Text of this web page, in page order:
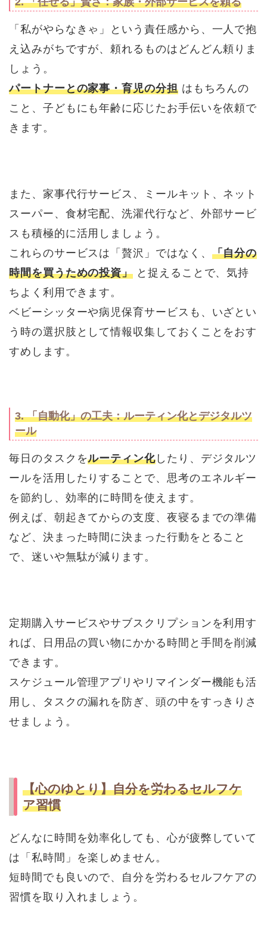
「私がやらなきゃ」という責任感から、一人で抱
え込みがちですが、頼れるものはどんどん頼りま
しょう。
パートナーとの家事・育児の分担はもちろんの
こと、子どもにも年齢に応じたお手伝いを依頼で
きます。
また、家事代行サービス、ミールキット、ネット
スーパー、食材宅配、洗濯代行など、外部サービ
スも積極的に活用しましょう。
これらのサービスは「贅沢」ではなく、 「自分の
時間を買うための投資」 と捉えることで、気持
ちよく利用できます。
ベビーシッターや病児保育サービスも、いざとい
う時の選択肢として情報収集しておくことをおす
すめします。
3. 「自動化」の工夫：ルーティン化とデジタルツ
ール
毎日のタスクをルーティン化したり、デジタルツ
ールを活用したりすることで、思考のエネルギー
を節約し、効率的に時間を使えます。
例えば、朝起きてからの支度、夜寝るまでの準備
など、決まった時間に決まった行動をとること
で、迷いや無駄が減ります。
定期購入サービスやサブスクリプションを利用す
れば、日用品の買い物にかかる時間と手間を削減
できます。
スケジュール管理アプリやリマインダー機能も活
用し、タスクの漏れを防ぎ、頭の中をすっきりさ
せましょう。
【心のゆとり】自分を労わるセルフケ
ア習慣
どんなに時間を効率化しても、心が疲弊していて
は「私時間」を楽しめません。
短時間でも良いので、自分を労わるセルフケアの
習慣を取り入れましょう。